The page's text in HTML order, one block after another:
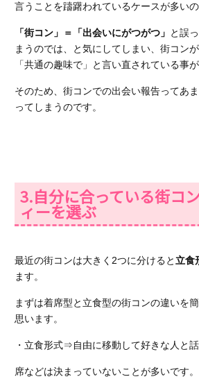
言うことを躊躇われているケースが多いの
「街コン」＝「出会いにがつがつ」 と誤
まうのでは、と気にしてしまい、街コン
「共通の趣味で」と言い直されている事が
そのため、街コンでの出会い報告ってあ
ってしまうのです。
3.自分に合っている街コ
ィーを選ぶ
最近の街コンは大きく2つに分けると立食
ます。
まずは着席型と立食型の街コンの違いを
思います。
・ 立食形式⇒自由に移動して好きな人と話
席などは決まっていないことが多いです。